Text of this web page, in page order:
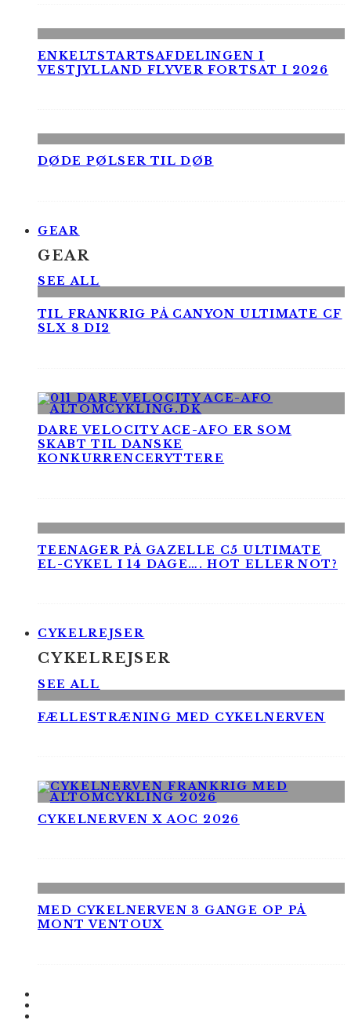
ENKELTSTARTSAFDELINGEN I
VESTJYLLAND FLYVER FORTSAT I 2026
DØDE PØLSER TIL DØB
GEAR
GEAR
SEE ALL
TIL FRANKRIG PÅ CANYON ULTIMATE CF
SLX 8 DI2
DARE VELOCITY ACE-AFO ER SOM
SKABT TIL DANSKE
KONKURRENCERYTTERE
TEENAGER PÅ GAZELLE C5 ULTIMATE
EL-CYKEL I 14 DAGE…. HOT ELLER NOT?
CYKELREJSER
CYKELREJSER
SEE ALL
FÆLLESTRÆNING MED CYKELNERVEN
CYKELNERVEN X AOC 2026
MED CYKELNERVEN 3 GANGE OP PÅ
MONT VENTOUX